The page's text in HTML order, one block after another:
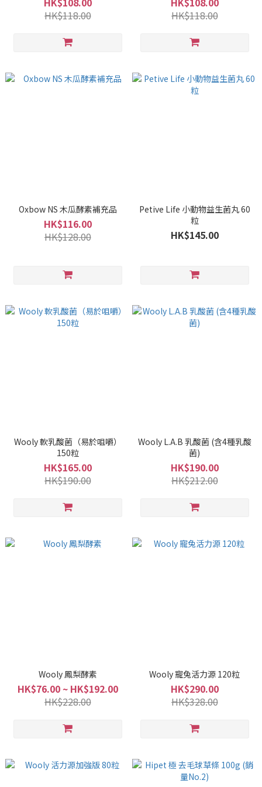
HK$118.00
HK$118.00
Oxbow NS 木瓜酵素補充品
HK$116.00
HK$128.00
Petive Life 小動物益生菌丸 60
粒
HK$145.00
Wooly 軟乳酸菌（易於咀嚼）
150粒
HK$165.00
HK$190.00
Wooly L.A.B 乳酸菌 (含4種乳酸
菌)
HK$190.00
HK$212.00
Wooly 鳳梨酵素
HK$76.00 ~ HK$192.00
HK$228.00
Wooly 寵兔活力源 120粒
HK$290.00
HK$328.00